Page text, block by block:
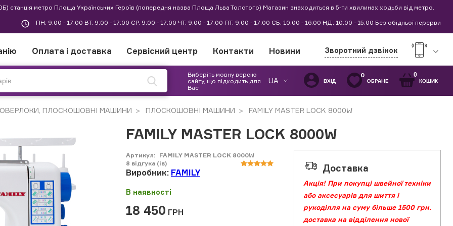
станція метро Площа Українських Героїв (попередня назва Площа Льва Толстого) Магазин знаходиться в 5-ти хвилинах ходьби від метро.
ПН. 9:00 - 17:00 ВТ. 9:00 - 17:00 СР. 9:00 - 17:00 ЧТ. 9:00 - 17:00 ПТ. 9:00 - 17:00 СБ. 10:00 - 16:00 НД. 10:00 - 15:00 Без обідньої перерви
Оплата і доставка Сервісний центр Контакти Новини Зворотний дзвінок
Виберіть мовну версію
сайту, що підходить для
Вас
UA ВХІД
0
ОБРАНЕ
0
КОШИК
ПЛОСКОШОВНІ МАШИНИ ПЛОСКОШОВНІ МАШИНИ FAMILY MASTER LOCK 8000W
FAMILY MASTER LOCK 8000W
Артикул: FAMILY MASTER LOCK 8000W
8 відгука (ів)
Виробник: FAMILY
В наявності
18 450 ГРН
Доставка
Акція! При покупці швейної техніки
або аксесуарів для шиття і
рукоділля на суму більше 1500 грн.
доставка на відділення нової